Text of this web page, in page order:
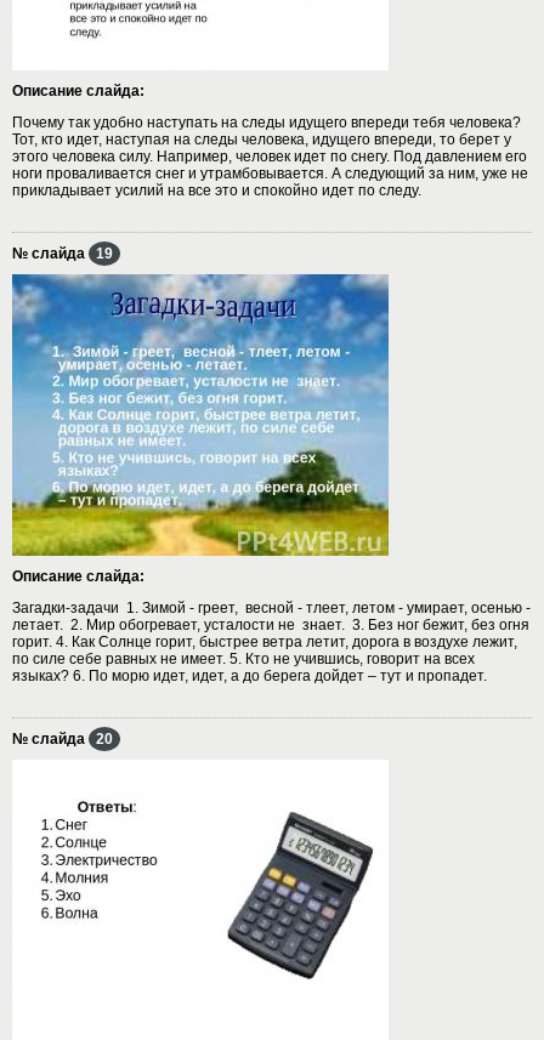
Описание слайда:
Почему так удобно наступать на следы идущего впереди тебя человека?
Тот, кто идет, наступая на следы человека, идущего впереди, то берет у
этого человека силу. Например, человек идет по снегу. Под давлением его
ноги проваливается снег и утрамбовывается. А следующий за ним, уже не
прикладывает усилий на все это и спокойно идет по следу.
№ слайда 19
Описание слайда:
Загадки-задачи 1. Зимой - греет, весной - тлеет, летом - умирает, осенью -
летает. 2. Мир обогревает, усталости не знает. 3. Без ног бежит, без огня
горит. 4. Как Солнце горит, быстрее ветра летит, дорога в воздухе лежит,
по силе себе равных не имеет. 5. Кто не учившись, говорит на всех
языках? 6. По морю идет, идет, а до берега дойдет – тут и пропадет.
№ слайда 20